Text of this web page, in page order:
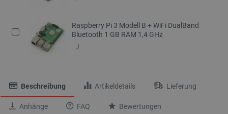
Raspberry Pi 3 Modell B + WiFi DualBand
Bluetooth 1 GB RAM 1,4 GHz
Beschreibung Artikeldetails Lieferung
Anhänge FAQ Bewertungen